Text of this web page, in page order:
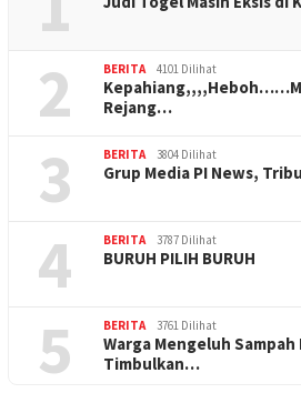
2 BERITA 4101 Dilihat
Rejang…
3 BERITA 3804 Dilihat
Grup Media PI News,
4 BERITA 3787 Dilihat
BURUH PILIH BURUH
5 BERITA 3761 Dilihat
Warga Mengeluh
Timbulkan…